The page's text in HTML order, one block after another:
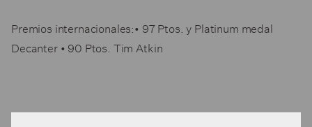
Premios internacionales:• 97 Ptos. y Platinum medal
Decanter • 90 Ptos. Tim Atkin